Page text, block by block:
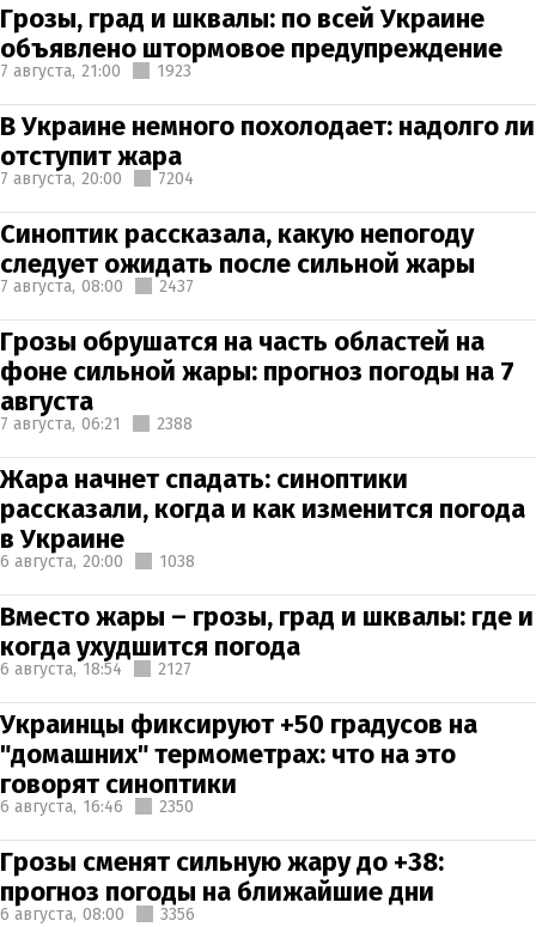
Грозы, град и шквалы: по всей Украине
объявлено штормовое предупреждение
7 августа, 21:00 1923
В Украине немного похолодает: надолго ли
отступит жара
7 августа, 20:00 7204
Синоптик рассказала, какую непогоду
следует ожидать после сильной жары
7 августа, 08:00 2437
Грозы обрушатся на часть областей на
фоне сильной жары: прогноз погоды на 7
августа
7 августа, 06:21 2388
Жара начнет спадать: синоптики
рассказали, когда и как изменится погода
в Украине
6 августа, 20:00 1038
Вместо жары – грозы, град и шквалы: где и
когда ухудшится погода
6 августа, 18:54 2127
Украинцы фиксируют +50 градусов на
"домашних" термометрах: что на это
говорят синоптики
6 августа, 16:46 2350
Грозы сменят сильную жару до +38:
прогноз погоды на ближайшие дни
6 августа, 08:00 3356